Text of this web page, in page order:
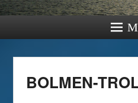
BOLMEN-